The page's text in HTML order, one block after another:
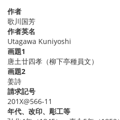
作者
歌川国芳
作者英名
Utagawa Kuniyoshi
画題1
唐土廿四孝（柳下亭種員文）
画題2
姜詩
請求記号
201X@566-11
年代、改印、彫工等